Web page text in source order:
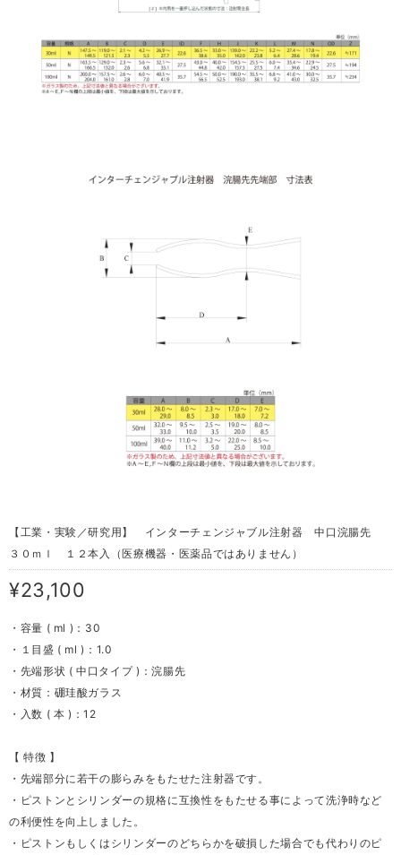
【工業・実験／研究用】 インターチェンジャブル注射器 中口浣腸先
３０ｍｌ １２本入（医療機器・医薬品ではありません）
¥23,100
・容量 ( ml )：30
・１目盛 ( ml )：1.0
・先端形状 ( 中口タイプ )：浣腸先
・材質：硼珪酸ガラス
・入数 ( 本 )：12
【 特徴 】
・先端部分に若干の膨らみをもたせた注射器です。
・ピストンとシリンダーの規格に互換性をもたせる事によって洗浄時など
の利便性を向上しました。
・ピストンもしくはシリンダーのどちらかを破損した場合でも代わりのピ